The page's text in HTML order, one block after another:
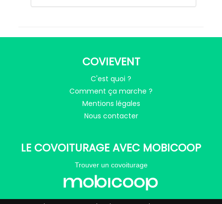
COVIEVENT
C'est quoi ?
Comment ça marche ?
Mentions légales
Nous contacter
LE COVOITURAGE AVEC MOBICOOP
Trouver un covoiturage